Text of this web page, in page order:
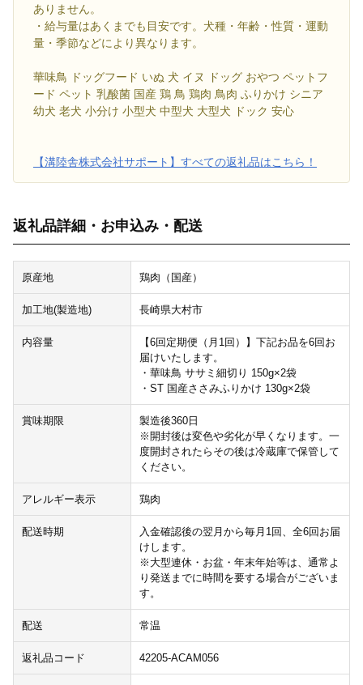
ありません。
・給与量はあくまでも目安です。犬種・年齢・性質・運動
量・季節などにより異なります。
華味鳥 ドッグフード いぬ 犬 イヌ ドッグ おやつ ペットフ
ード ペット 乳酸菌 国産 鶏 鳥 鶏肉 鳥肉 ふりかけ シニア
幼犬 老犬 小分け 小型犬 中型犬 大型犬 ドック 安心
【溝陸舎株式会社サポート】すべての返礼品はこちら！
返礼品詳細・お申込み・配送
原産地 鶏肉（国産）
加工地(製造地) 長崎県大村市
内容量
【6回定期便（月1回）】下記お品を6回お
届けいたします。
・華味鳥 ササミ細切り 150g×2袋
・ST 国産ささみふりかけ 130g×2袋
賞味期限
製造後360日
※開封後は変色や劣化が早くなります。一
度開封されたらその後は冷蔵庫で保管して
ください。
アレルギー表示 鶏肉
配送時期
入金確認後の翌月から毎月1回、全6回お届
けします。
※大型連休・お盆・年末年始等は、通常よ
り発送までに時間を要する場合がございま
す。
配送 常温
返礼品コード 42205-ACAM056